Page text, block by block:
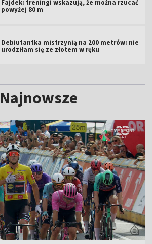
Fajdek: treningi wskazują, że można rzucać
powyżej 80 m
Debiutantka mistrzynią na 200 metrów: nie
urodziłam się ze złotem w ręku
Najnowsze